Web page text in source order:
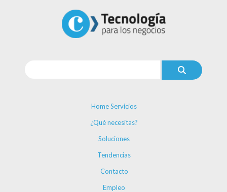
Home Servicios
¿Qué necesitas?
Soluciones
Tendencias
Contacto
Empleo